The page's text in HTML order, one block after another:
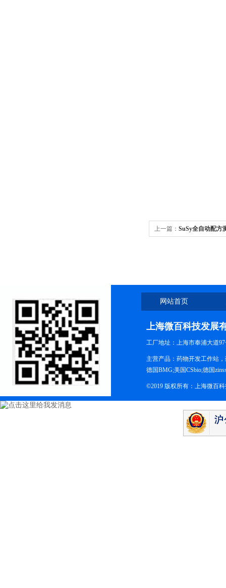
上一篇： SuSy全自动配方
网站首页
上海微百科技发展
工厂地址：上海市奉浦大道
主营产品：药物开发工作站
德国BMG;美国CSbio;德国
©2019 版权所有：上海微百